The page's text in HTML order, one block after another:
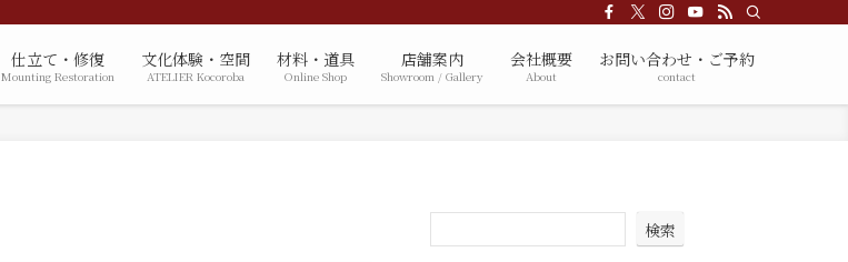
仕立て・修復
Mounting Restoration
文化体験・空間
ATELIER Kocoroba
材料・道具
Online Shop
店舗案内
Showroom / Gallery
会社概要
About
お問い合わせ・ご予約
contact
検索